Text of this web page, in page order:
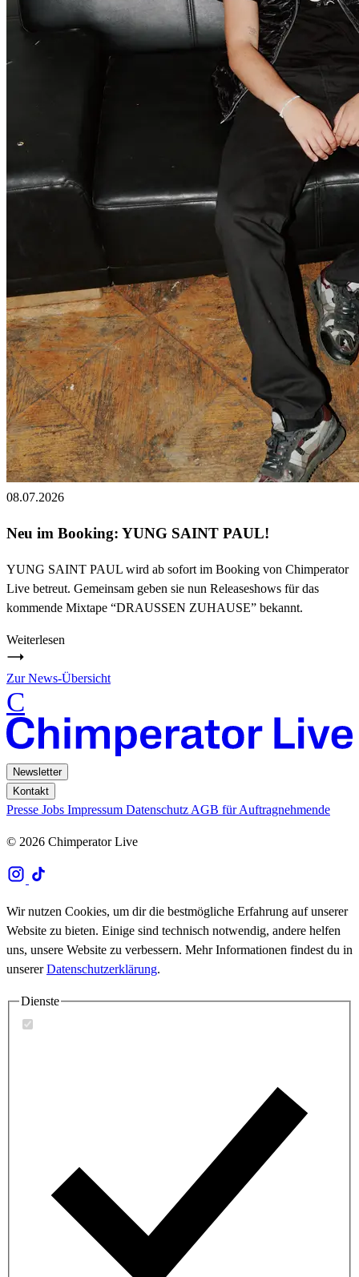
08.07.2026
Neu im Booking: YUNG SAINT PAUL!
YUNG SAINT PAUL wird ab sofort im Booking von Chimperator
Live betreut. Gemeinsam geben sie nun Releaseshows für das
kommende Mixtape “DRAUSSEN ZUHAUSE” bekannt.
Weiterlesen
Zur News-Übersicht
C
Newsletter
Kontakt
Presse Jobs Impressum Datenschutz AGB für Auftragnehmende
© 2026 Chimperator Live
Wir nutzen Cookies, um dir die bestmögliche Erfahrung auf unserer
Website zu bieten. Einige sind technisch notwendig, andere helfen
uns, unsere Website zu verbessern. Mehr Informationen findest du in
unsererDatenschutzerklärung.
Dienste